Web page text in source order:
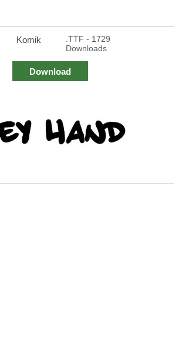
Komik
.TTF - 1729
Downloads
Download